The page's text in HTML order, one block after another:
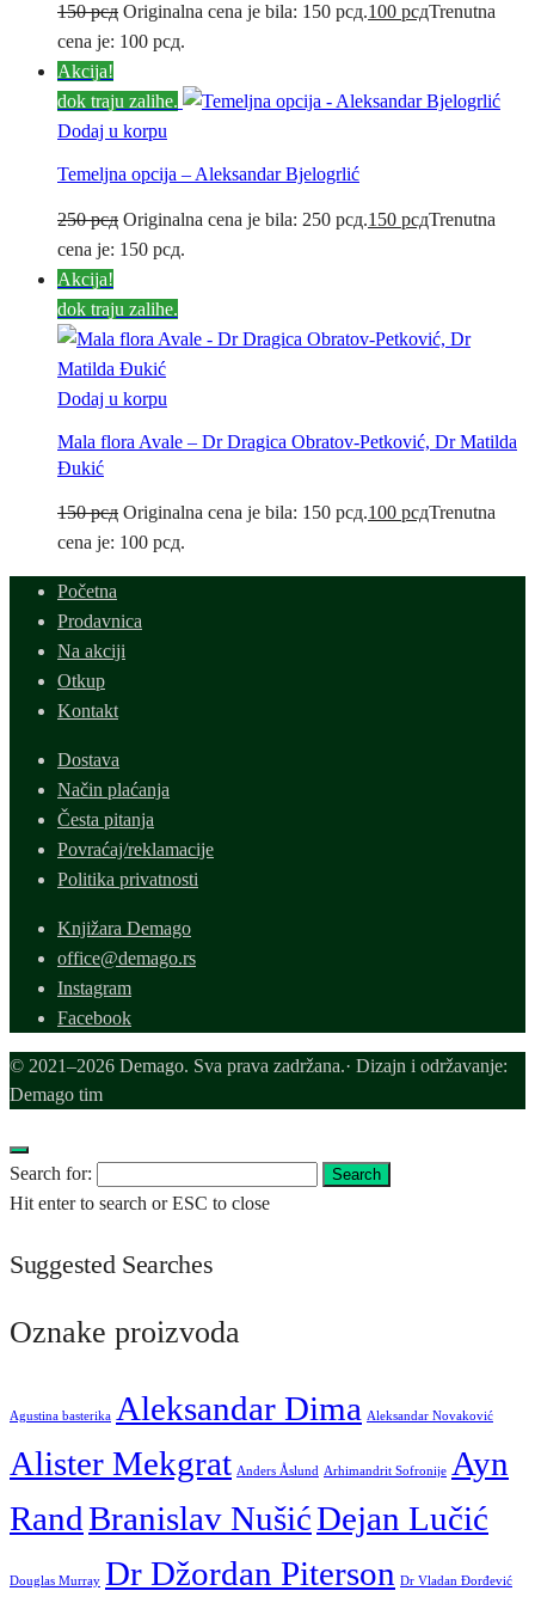
150рсд Originalna cena je bila: 150 рсд.100 рсдTrenutna
cena je: 100 рсд.
Akcija!
dok traju zalihe.
Dodaj u korpu
Temeljna opcija – Aleksandar Bjelogrlić
250рсд Originalna cena je bila: 250 рсд.150 рсдTrenutna
cena je: 150 рсд.
Akcija!
dok traju zalihe.
Dodaj u korpu
Mala flora Avale – Dr Dragica Obratov-Petković, Dr Matilda
Đukić
150рсд Originalna cena je bila: 150 рсд.100 рсдTrenutna
cena je: 100 рсд.
Početna
Prodavnica
Na akciji
Otkup
Kontakt
Dostava
Način plaćanja
Česta pitanja
Povraćaj/reklamacije
Politika privatnosti
Knjižara Demago
office@demago.rs
Instagram
Facebook
© 2021–2026 Demago. Sva prava zadržana.· Dizajn i održavanje:
Demago tim
Search for: Search
Hit enter to search or ESC to close
Suggested Searches
Oznake proizvoda
Agustina basterika Aleksandar Dima Aleksandar Novaković
Alister Mekgrat Anders Åslund Arhimandrit Sofronije Ayn
RandBranislav NušićDejan Lučić
Douglas Murray Dr Džordan Piterson Dr Vladan Đorđević